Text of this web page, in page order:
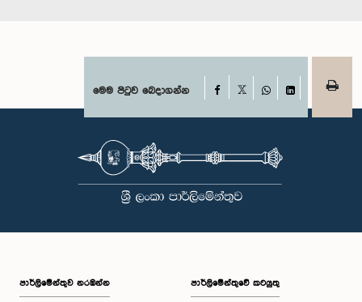
මෙම පිටුව බෙදාගන්න Facebook
WhatsAppLinkedIn
පාර්ලි‌මේන්තුව නරඹන්න පාර්ලිමේන්තුවේ කටයුතු